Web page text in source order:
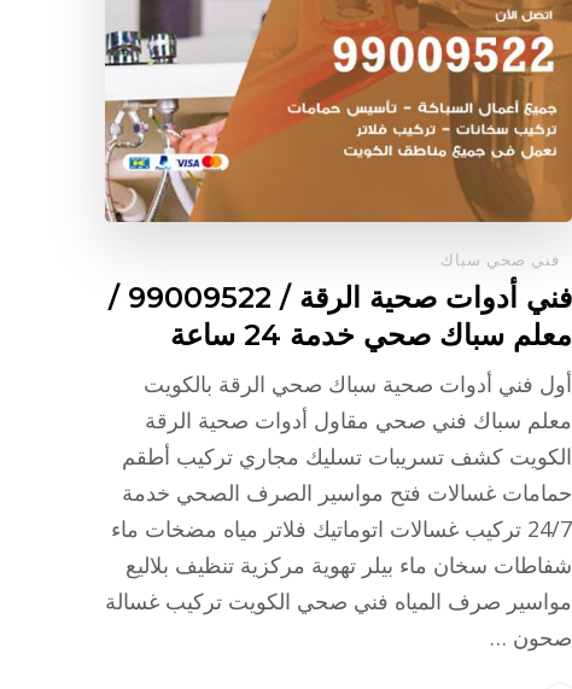
فني صحي سباك
فني أدوات صحية الرقة / 99009522 /
معلم سباك صحي خدمة 24 ساعة
أول فني أدوات صحية سباك صحي الرقة بالكويت
معلم سباك فني صحي مقاول أدوات صحية الرقة
الكويت كشف تسريبات تسليك مجاري تركيب أطقم
حمامات غسالات فتح مواسير الصرف الصحي خدمة
24/7 تركيب غسالات اتوماتيك فلاتر مياه مضخات ماء
شفاطات سخان ماء بيلر تهوية مركزية تنظيف بلاليع
مواسير صرف المياه فني صحي الكويت تركيب غسالة
صحون …